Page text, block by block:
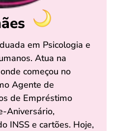
em Psicologia e
Atua na
começou no
Agente de
de Empréstimo
Aniversário,
INSS e cartões. Hoje,